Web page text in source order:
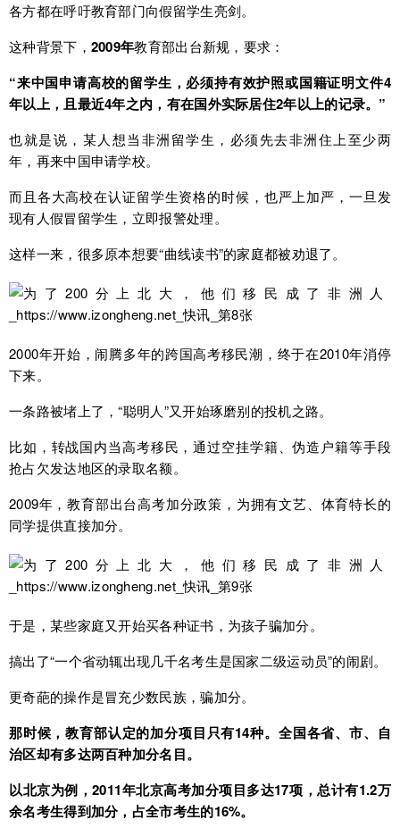
各方都在呼吁教育部门向假留学生亮剑。
这种背景下， 2009年教育部出台新规，要求：
“来中国申请高校的留学生，必须持有效护照或国籍证明文件4
年以上，且最近4年之内，有在国外实际居住2年以上的记录。 ”
也就是说，某人想当非洲留学生，必须先去非洲住上至少两
年，再来中国申请学校。
而且各大高校在认证留学生资格的时候，也严上加严，一旦发
现有人假冒留学生，立即报警处理。
这样一来，很多原本想要“曲线读书”的家庭都被劝退了。
2000年开始，闹腾多年的跨国高考移民潮，终于在2010年消停
下来。
一条路被堵上了，“聪明人”又开始琢磨别的投机之路。
比如，转战国内当高考移民，通过空挂学籍、伪造户籍等手段
抢占欠发达地区的录取名额。
2009年，教育部出台高考加分政策，为拥有文艺、体育特长的
同学提供直接加分。
于是，某些家庭又开始买各种证书，为孩子骗加分。
搞出了“一个省动辄出现几千名考生是国家二级运动员”的闹剧。
更奇葩的操作是冒充少数民族，骗加分。
那时候，教育部认定的加分项目只有14种。全国各省、市、自
治区却有多达两百种加分名目。
以北京为例，2011年北京高考加分项目多达17项，总计有1.2万
余名考生得到加分，占全市考生的16%。